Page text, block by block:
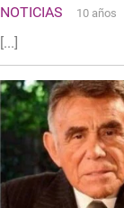
NOTICIAS 10 años
[...]